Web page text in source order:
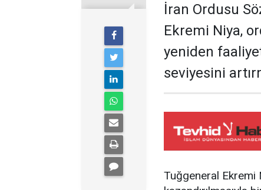
İran Ordusu
Ekremi Niya,
yeniden
seviyesini
Tuğgeneral Ekremi